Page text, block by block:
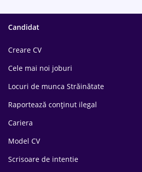
Candidat
Creare CV
Cele mai noi joburi
Locuri de munca Străinătate
Raportează conținut ilegal
Cariera
Model CV
Scrisoare de intentie